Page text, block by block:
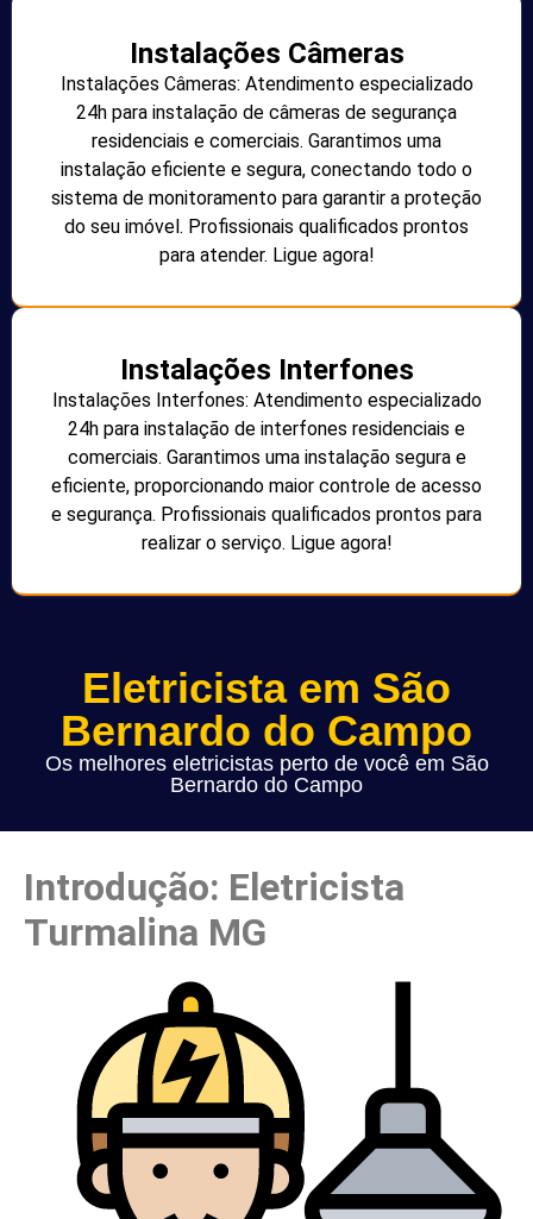
Instalações Câmeras
Instalações Câmeras: Atendimento especializado
24h para instalação de câmeras de segurança
residenciais e comerciais. Garantimos uma
instalação eficiente e segura, conectando todo o
sistema de monitoramento para garantir a proteção
do seu imóvel. Profissionais qualificados prontos
para atender. Ligue agora!
Instalações Interfones
Instalações Interfones: Atendimento especializado
24h para instalação de interfones residenciais e
comerciais. Garantimos uma instalação segura e
eficiente, proporcionando maior controle de acesso
e segurança. Profissionais qualificados prontos para
realizar o serviço. Ligue agora!
Eletricista em São
Bernardo do Campo
Os melhores eletricistas perto de você em São
Bernardo do Campo
Introdução: Eletricista
Turmalina MG